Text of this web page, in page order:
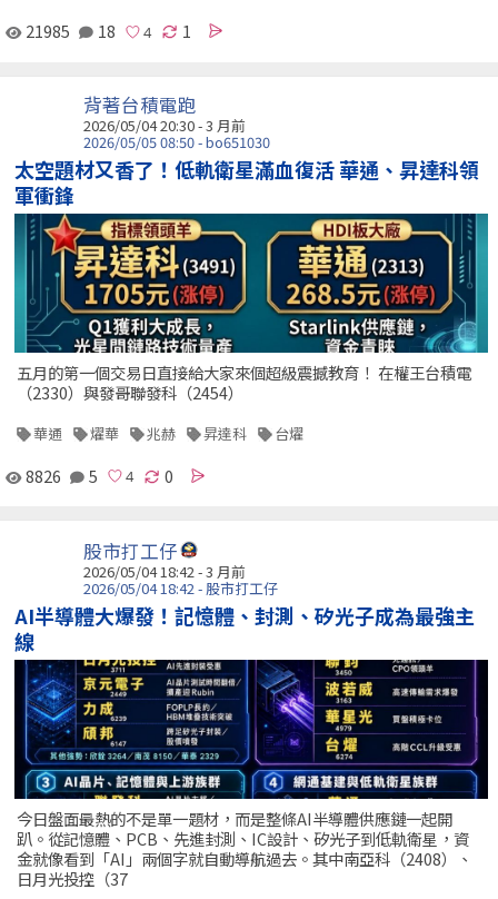
21985 18 1
背著台積電跑
2026/05/04 20:30 - 3 月前
2026/05/05 08:50 - bo651030
太空題材又香了！低軌衛星滿血復活 華通、昇達科領
軍衝鋒
五月的第一個交易日直接給大家來個超級震撼教育！ 在權王台積電
（2330）與發哥聯發科（2454）
華通 燿華 兆赫 昇達科 台燿
8826 5 0
股市打工仔
2026/05/04 18:42 - 3 月前
2026/05/04 18:42 - 股市打工仔
AI半導體大爆發！記憶體、封測、矽光子成為最強主
線
今日盤面最熱的不是單一題材，而是整條AI半導體供應鏈一起開
趴。從記憶體、PCB、先進封測、IC設計、矽光子到低軌衛星，資
金就像看到「AI」兩個字就自動導航過去。其中南亞科（2408）、
日月光投控（37